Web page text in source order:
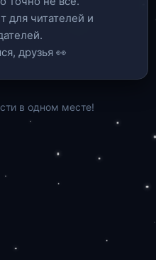
для читателей и
друзья 👀
в одном месте!